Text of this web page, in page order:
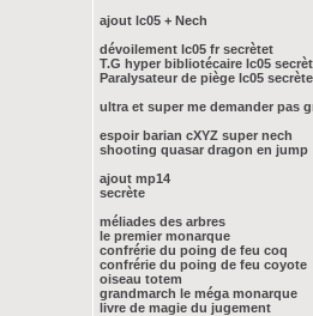
ajout lc05 + Nech
dévoilement lc05 fr secrètet
T.G hyper bibliotécaire lc05
Paralysateur de piège lc05
ultra et super me demander pas
espoir barian cXYZ super nech
shooting quasar dragon en jump
ajout mp14
secrète
méliades des arbres
le premier monarque
confrérie du poing de feu coq
confrérie du poing de feu coyote
oiseau totem
grandmarch le méga monarque
livre de magie du jugement